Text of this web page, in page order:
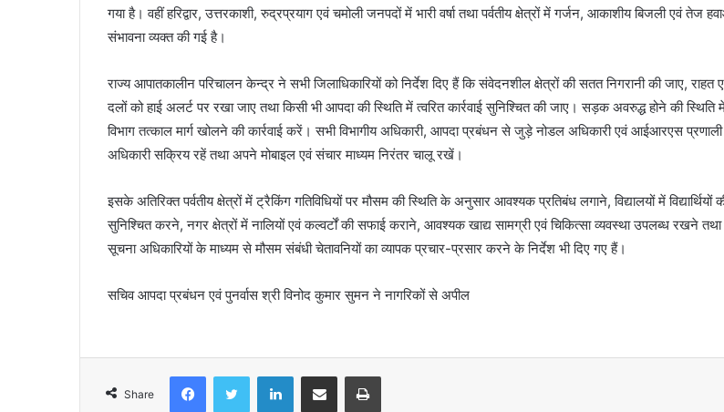
गया है। वहीं हरिद्वार, उत्तरकाशी, रुद्रप्रयाग एवं चमोली जनपदों में भारी वर्षा तथा पर्वतीय क्षेत्रों में गर्जन, आकाशीय बिजली एवं तेज
संभावना व्यक्त की गई है।
राज्य आपातकालीन परिचालन केन्द्र ने सभी जिलाधिकारियों को निर्देश दिए हैं कि संवेदनशील क्षेत्रों की सतत निगरानी की जाए, राहत
दलों को हाई अलर्ट पर रखा जाए तथा किसी भी आपदा की स्थिति में त्वरित कार्रवाई सुनिश्चित की जाए। सड़क अवरुद्ध होने की स्थिति
विभाग तत्काल मार्ग खोलने की कार्रवाई करें। सभी विभागीय अधिकारी, आपदा प्रबंधन से जुड़े नोडल अधिकारी एवं आईआरएस
अधिकारी सक्रिय रहें तथा अपने मोबाइल एवं संचार माध्यम निरंतर चालू रखें।
इसके अतिरिक्त पर्वतीय क्षेत्रों में ट्रैकिंग गतिविधियों पर मौसम की स्थिति के अनुसार आवश्यक प्रतिबंध लगाने, विद्यालयों में विद्यार्थियों
सुनिश्चित करने, नगर क्षेत्रों में नालियों एवं कल्वर्टों की सफाई कराने, आवश्यक खाद्य सामग्री एवं चिकित्सा व्यवस्था उपलब्ध रखने तथा
सूचना अधिकारियों के माध्यम से मौसम संबंधी चेतावनियों का व्यापक प्रचार-प्रसार करने के निर्देश भी दिए गए हैं।
सचिव आपदा प्रबंधन एवं पुनर्वास श्री विनोद कुमार सुमन ने नागरिकों से अपील
Share